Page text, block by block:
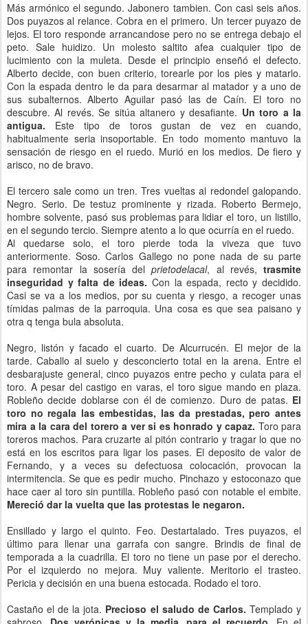
Más armónico el segundo. Jabonero tambien. Con casi seis años.
Dos puyazos al relance. Cobra en el primero. Un tercer puyazo de
lejos. El toro responde arrancandose pero no se entrega debajo el
peto. Sale huidizo. Un molesto saltito afea cualquier tipo de
lucimiento con la muleta. Desde el principio enseñó el defecto.
Alberto decide, con buen criterio, torearle por los pies y matarlo.
Con la espada dentro le da para desarmar al matador y a uno de
sus subalternos. Alberto Aguilar pasó las de Caín. El toro no
descubre. Al revés. Se sitúa altanero y desafiante. Un toro a la
antigua. Este tipo de toros gustan de vez en cuando,
habitualmente seria insoportable. En todo momento mantuvo la
sensación de riesgo en el ruedo. Murió en los medios. De fiero y
arisco, no de bravo.
El tercero sale como un tren. Tres vueltas al redondel galopando.
Negro. Serio. De testuz prominente y rizada. Roberto Bermejo,
hombre solvente, pasó sus problemas para lidiar el toro, un listillo,
en el segundo tercio. Siempre atento a lo que ocurría en el ruedo.
Al quedarse solo, el toro pierde toda la viveza que tuvo
anteriormente. Soso. Carlos Gallego no pone nada de su parte
para remontar la sosería delprietodelacal, al revés, trasmite
inseguridad y falta de ideas. Con la espada, recto y decidido.
Casi se va a los medios, por su cuenta y riesgo, a recoger unas
tímidas palmas de la parroquia. Una cosa es que sea paisano y
otra q tenga bula absoluta.
Negro, listón y facado el cuarto. De Alcurrucén. El mejor de la
tarde. Caballo al suelo y desconcierto total en la arena. Entre el
desbarajuste general, cinco puyazos entre pecho y culata para el
toro. A pesar del castigo en varas, el toro sigue mando en plaza.
Robleño decide doblarse con él de comienzo. Duro de patas. El
toro no regala las embestidas, las da prestadas, pero antes
mira a la cara del torero a ver si es honrado y capaz. Toro para
toreros machos. Para cruzarte al pitón contrario y tragar lo que no
está en los escritos para ligar los pases. El deposito de valor de
Fernando, y a veces su defectuosa colocación, provocan la
intermitencia. Se que es pedir mucho. Pinchazo y estoconazo que
hace caer al toro sin puntilla. Robleño pasó con notable el embite.
Mereció dar la vuelta que las protestas le negaron.
Ensillado y largo el quinto. Feo. Destartalado. Tres puyazos, el
último para llenar una garrafa con sangre. Brindis de final de
temporada a la cuadrilla. El toro no tiene un pase por el derecho.
Por el izquierdo no mejora. Muy valiente. Meritorio el trasteo.
Pericia y decisión en una buena estocada. Rodado el toro.
Castaño el de la jota. Precioso el saludo de Carlos. Templado y